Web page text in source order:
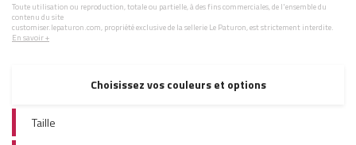
Toute utilisation ou reproduction, totale ou partielle, à des fins commerciales, de l'ensemble du
contenu du site
customiser.lepaturon.com, propriété exclusive de la sellerie Le Paturon, est strictement interdite.
En savoir +
Choisissez vos couleurs et options
Taille